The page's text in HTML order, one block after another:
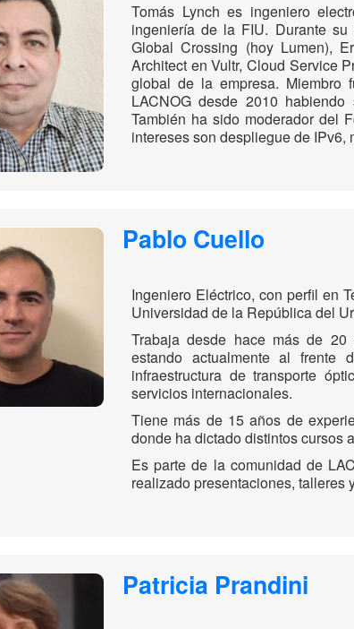
Tomás Lynch es ingeniero
ingeniería de la FIU. Durante su
Global Crossing (hoy Lumen),
Architect en Vultr, Cloud Service
global de la empresa. Miembro
LACNOG desde 2010
También ha sido moderador del
intereses son despliegue de
Pablo Cuello
Ingeniero Eléctrico, con perfil en
Universidad de la República del
Trabaja desde hace más de 20
estando actualmente al frente
infraestructura de transporte
servicios internacionales.
Tiene más de 15 años de
donde ha dictado distintos cursos
Es parte de la comunidad de
realizado presentaciones, talleres
Patricia Prandini